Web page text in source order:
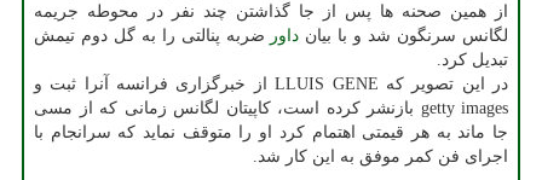
از همین صحنه ها پس از جا گذاشتن چند نفر در محوطه جریمه
لگانس سرنگون شد و با بیان داور ضربه پنالتی را به گل دوم تیمش
تبدیل کرد.
در این تصویر که LLUIS GENE از خبرگزاری فرانسه آنرا ثبت و
getty images بازنشر کرده است، کاپیتان لگانس زمانی که از مسی
جا ماند به هر قیمتی اهتمام کرد او را متوقف نماید که سرانجام با
اجرای فن کمر موفق به این کار شد.